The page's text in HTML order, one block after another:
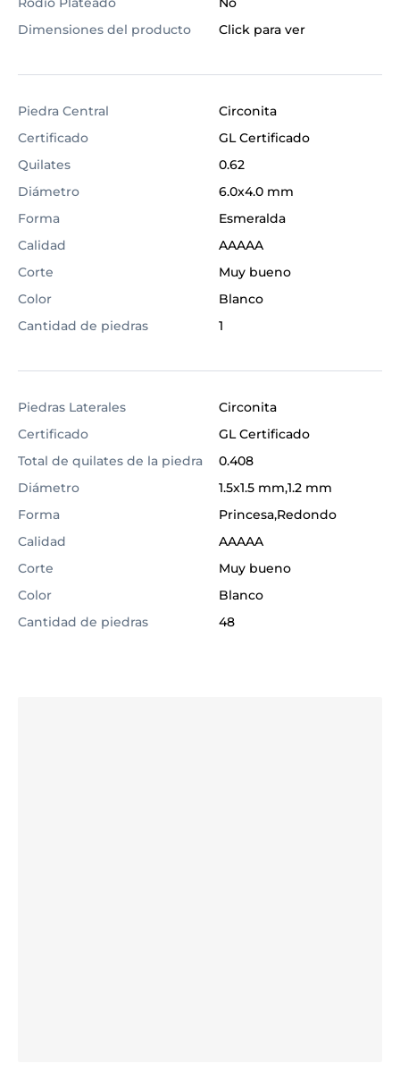
Dimensiones del producto
Click para ver
Piedra Central
Circonita
Certificado
GL Certificado
Quilates
0.62
Diámetro
6.0x4.0 mm
Forma
Esmeralda
Calidad
AAAAA
Corte
Muy bueno
Color
Blanco
Cantidad de piedras
1
Piedras Laterales
Circonita
Certificado
GL Certificado
Total de quilates de la piedra
0.408
Diámetro
1.5x1.5 mm,1.2 mm
Forma
Princesa,Redondo
Calidad
AAAAA
Corte
Muy bueno
Color
Blanco
Cantidad de piedras
48